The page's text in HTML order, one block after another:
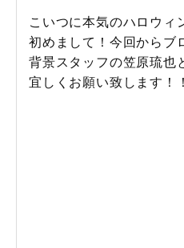
こいつに本気のハロウィ
初めまして！今回からブ
背景スタッフの笠原琉也
宜しくお願い致します！